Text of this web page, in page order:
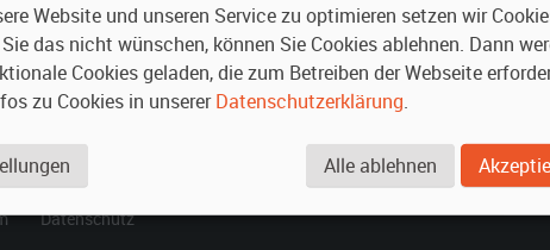
Mieter
Fragen für Vermieter
Inserat verwalten
Datenschutz
Website und unseren Service zu optimieren setzen wir
das nicht wünschen, können Sie Cookies ablehnen. Dann
Cookies geladen, die zum Betreiben der Webseite
zu Cookies in unsererDatenschutzerklärung.
Alle ablehnen